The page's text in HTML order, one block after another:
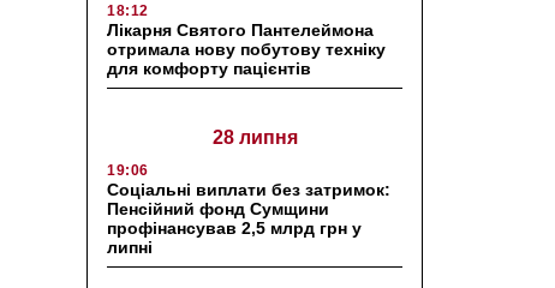
18:12
Лікарня Святого Пантелеймона
отримала нову побутову техніку
для комфорту пацієнтів
28 липня
19:06
Соціальні виплати без затримок:
Пенсійний фонд Сумщини
профінансував 2,5 млрд грн у
липні